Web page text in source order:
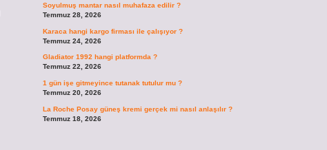
Soyulmuş mantar nasıl muhafaza edilir ?
Temmuz 28, 2026
Karaca hangi kargo firması ile çalışıyor ?
Temmuz 24, 2026
Gladiator 1992 hangi platformda ?
Temmuz 22, 2026
1 gün işe gitmeyince tutanak tutulur mu ?
Temmuz 20, 2026
La Roche Posay güneş kremi gerçek mi nasıl anlaşılır ?
Temmuz 18, 2026